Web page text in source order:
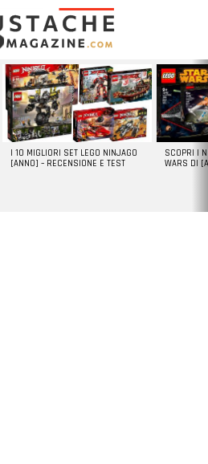
I 10 MIGLIORI SET LEGO NINJAGO
[ANNO] – RECENSIONE E TEST
SCOPRI I
WARS DI